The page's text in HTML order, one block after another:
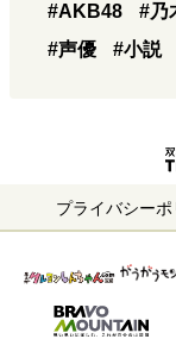
#AKB48
#乃
#声優
#小説
プライバシーポ